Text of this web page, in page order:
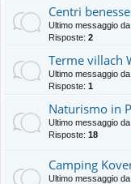
Centri
Ultimo messaggio da
Risposte: 2
Terme villach
Ultimo messaggio da
Risposte: 1
Naturismo in
Ultimo messaggio da
Risposte: 18
Camping
Ultimo messaggio da